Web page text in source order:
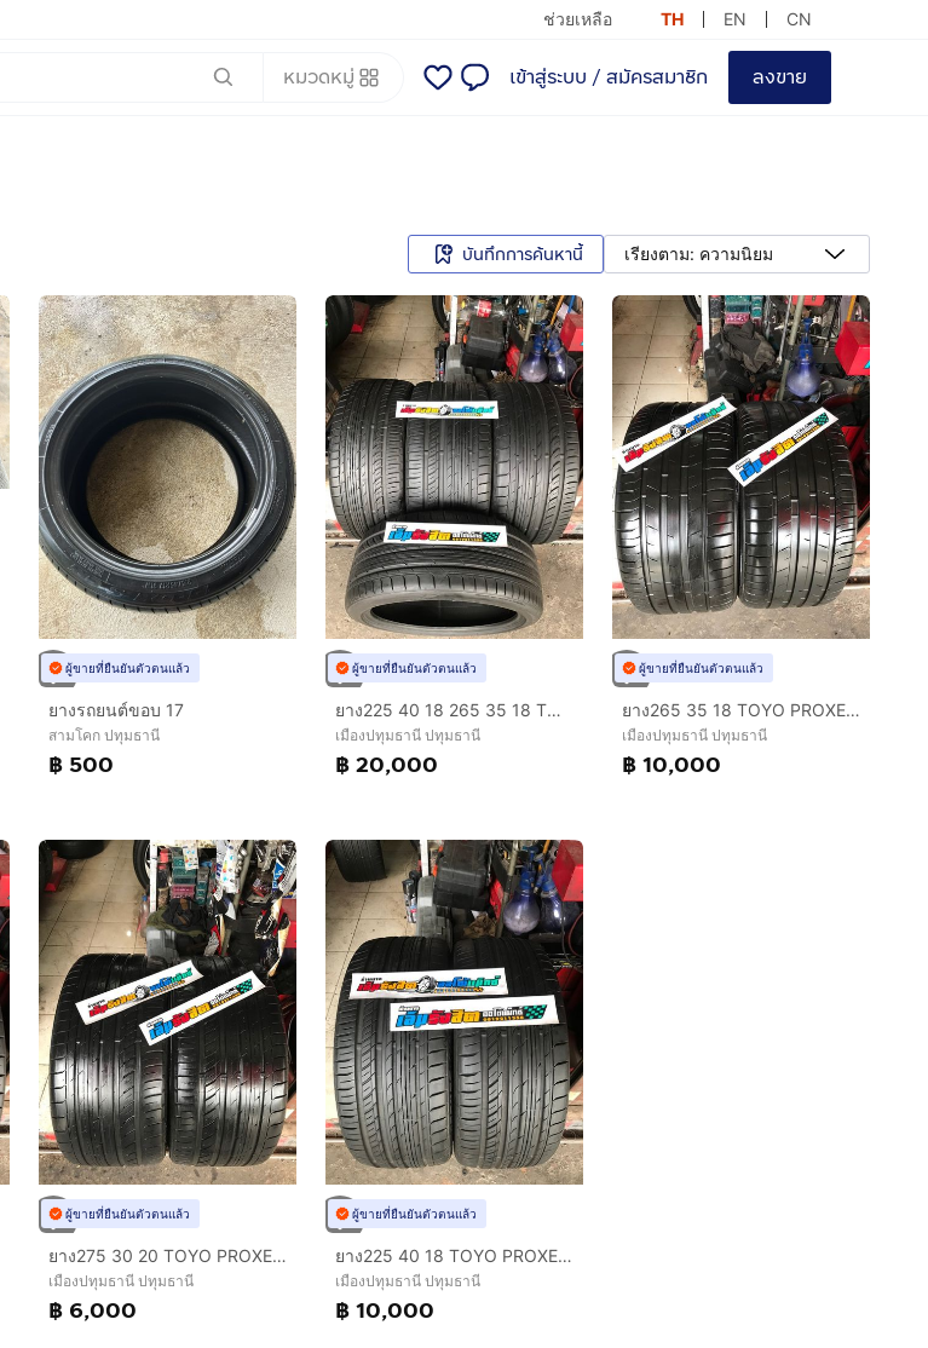
ช่วยเหลือ TH EN CN
หมวดหมู่ เข้าสู่ระบบ / สมัครสมาชิก ลงขาย
บันทึกการค้นหานี้ เรียงตาม: ความนิยม
ผู้ขายที่ยืนยันตัวตนแล้ว
ยางรถยนต์ขอบ 17
สามโคก ปทุมธานี
฿ 500
ผู้ขายที่ยืนยันตัวตนแล้ว
ยาง225 40 18 265 35 18 TOYO PROXES C1S ปี24
เมืองปทุมธานี ปทุมธานี
฿ 20,000
ผู้ขายที่ยืนยันตัวตนแล้ว
ยาง265 35 18 TOYO PROXES SPORT ปี21
เมืองปทุมธานี ปทุมธานี
฿ 10,000
ผู้ขายที่ยืนยันตัวตนแล้ว
ยาง275 30 20 TOYO PROXES C1S ปี18
เมืองปทุมธานี ปทุมธานี
฿ 6,000
ผู้ขายที่ยืนยันตัวตนแล้ว
ยาง225 40 18 TOYO PROXES C1S ปี24
เมืองปทุมธานี ปทุมธานี
฿ 10,000